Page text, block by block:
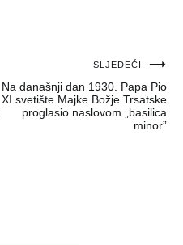
SLJEDEĆI
Na današnji dan 1930. Papa Pio
XI svetište Majke Božje Trsatske
proglasio naslovom „basilica
minor”